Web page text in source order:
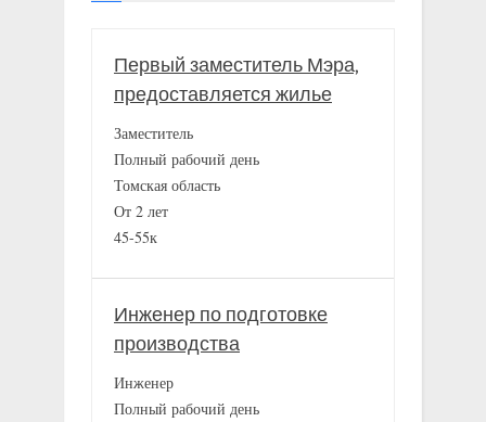
Первый заместитель Мэра,
предоставляется жилье
Заместитель
Полный рабочий день
Томская область
От 2 лет
45-55к
Инженер по подготовке
производства
Инженер
Полный рабочий день